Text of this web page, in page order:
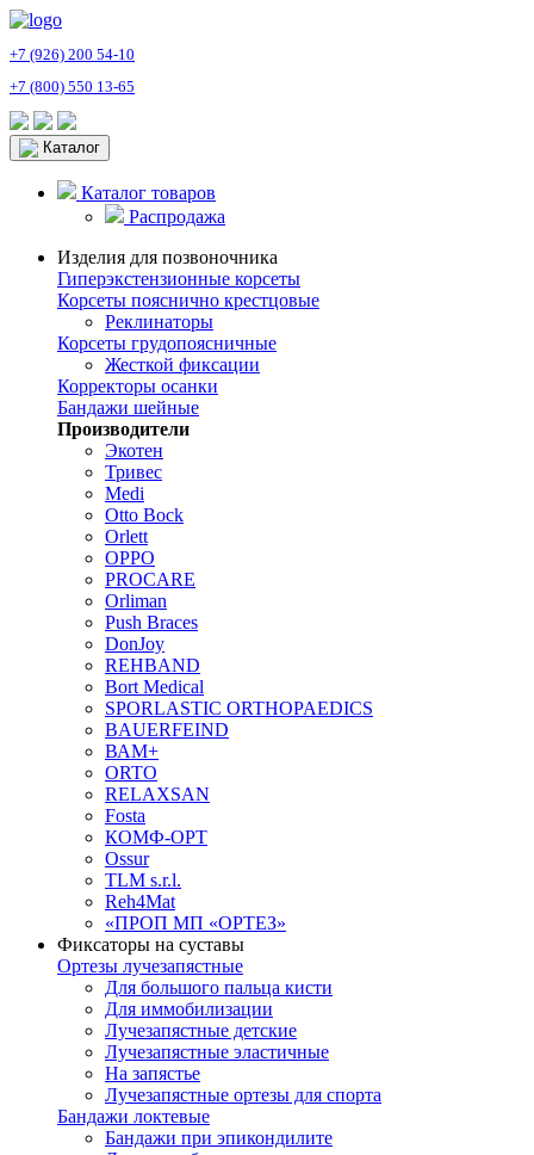
+7 (926) 200 54-10
+7 (800) 550 13-65
Каталог
Каталог товаров
Распродажа
Изделия для позвоночника
Гиперэкстензионные корсеты
Корсеты пояснично крестцовые
Реклинаторы
Корсеты грудопоясничные
Жесткой фиксации
Корректоры осанки
Бандажи шейные
Производители
Экотен
Тривес
Medi
Otto Bock
Orlett
OPPO
PROCARE
Orliman
Push Braces
DonJoy
REHBAND
Bort Medical
SPORLASTIC ORTHOPAEDICS
BAUERFEIND
ВАМ+
ORTO
RELAXSAN
Fosta
КОМФ-ОРТ
Ossur
TLM s.r.l.
Reh4Mat
«ПРОП МП «ОРТЕЗ»
Фиксаторы на суставы
Ортезы лучезапястные
Для большого пальца кисти
Для иммобилизации
Лучезапястные детские
Лучезапястные эластичные
На запястье
Лучезапястные ортезы для спорта
Бандажи локтевые
Бандажи при эпикондилите